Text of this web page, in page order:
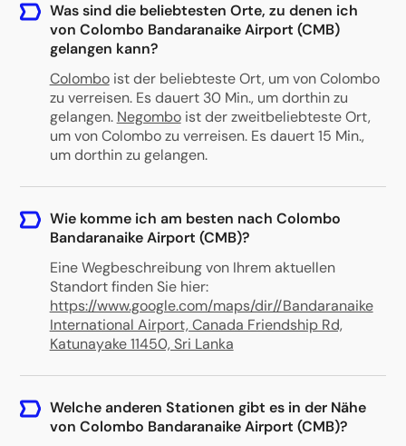
Was sind die beliebtesten Orte, zu denen ich
von Colombo Bandaranaike Airport (CMB)
gelangen kann?
Colombo ist der beliebteste Ort, um von Colombo
zu verreisen. Es dauert 30 Min., um dorthin zu
gelangen. Negombo ist der zweitbeliebteste Ort,
um von Colombo zu verreisen. Es dauert 15 Min.,
um dorthin zu gelangen.
Wie komme ich am besten nach Colombo
Bandaranaike Airport (CMB)?
Eine Wegbeschreibung von Ihrem aktuellen
Standort finden Sie hier:
https://www.google.com/maps/dir//Bandaranaike
International Airport, Canada Friendship Rd,
Katunayake 11450, Sri Lanka
Welche anderen Stationen gibt es in der Nähe
von Colombo Bandaranaike Airport (CMB)?